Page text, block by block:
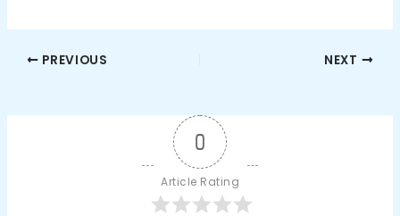
PREVIOUS NEXT
0
Article Rating